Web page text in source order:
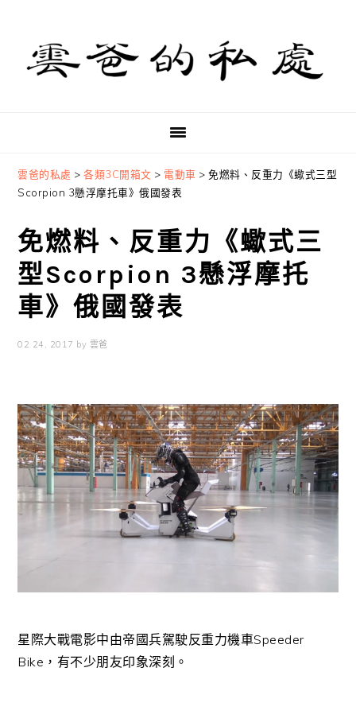
primary
navigation
content
primary
sidebar
雲爸的私處 >各類3C開箱文 > 電動車 >免燃料、反重力《蠍式三型
Scorpion 3懸浮摩托車》俄國發表
免燃料、反重力《蠍式三
型Scorpion 3懸浮摩托
車》俄國發表
02 24, 2017 by 雲爸
星際大戰電影中由帝國兵駕駛反重力機車Speeder
Bike，有不少朋友印象深刻。